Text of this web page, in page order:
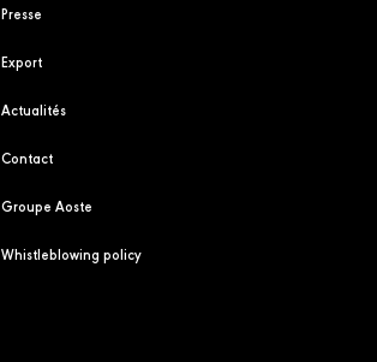
Presse
Export
Actualités
Contact
Groupe Aoste
Whistleblowing policy